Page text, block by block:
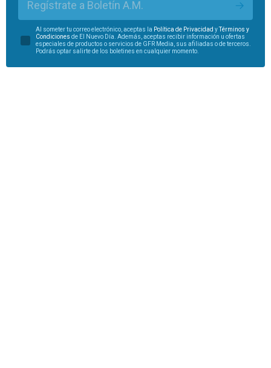
Regístrate a Boletín A.M.
Al someter tu correo electrónico, aceptas la Política de Privacidad yTérminos y
Condiciones de El Nuevo Día. Además, aceptas recibir información u ofertas
especiales de productos o servicios de GFR Media, sus afiliadas o de terceros.
Podrás optar salirte de los boletines en cualquier momento.